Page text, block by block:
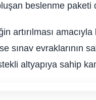
beslenme paketi
artırılması
sınav evraklarının
altyapıya sahip